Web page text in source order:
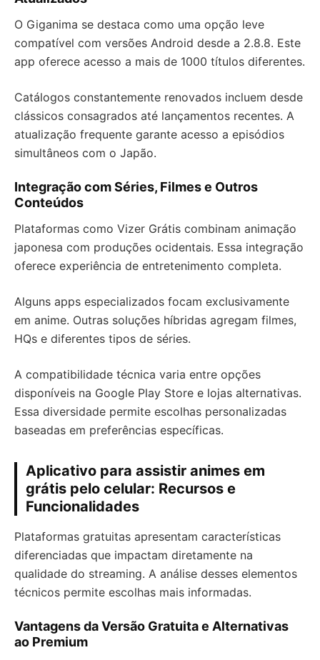
O Giganima se destaca como uma opção leve
compatível com versões Android desde a 2.8.8. Este
app oferece acesso a mais de 1000 títulos diferentes.
Catálogos constantemente renovados incluem desde
clássicos consagrados até lançamentos recentes. A
atualização frequente garante acesso a episódios
simultâneos com o Japão.
Integração com Séries, Filmes e Outros
Conteúdos
Plataformas como Vizer Grátis combinam animação
japonesa com produções ocidentais. Essa integração
oferece experiência de entretenimento completa.
Alguns apps especializados focam exclusivamente
em anime. Outras soluções híbridas agregam filmes,
HQs e diferentes tipos de séries.
A compatibilidade técnica varia entre opções
disponíveis na Google Play Store e lojas alternativas.
Essa diversidade permite escolhas personalizadas
baseadas em preferências específicas.
Aplicativo para assistir animes em
grátis pelo celular: Recursos e
Funcionalidades
Plataformas gratuitas apresentam características
diferenciadas que impactam diretamente na
qualidade do streaming. A análise desses elementos
técnicos permite escolhas mais informadas.
Vantagens da Versão Gratuita e Alternativas
ao Premium